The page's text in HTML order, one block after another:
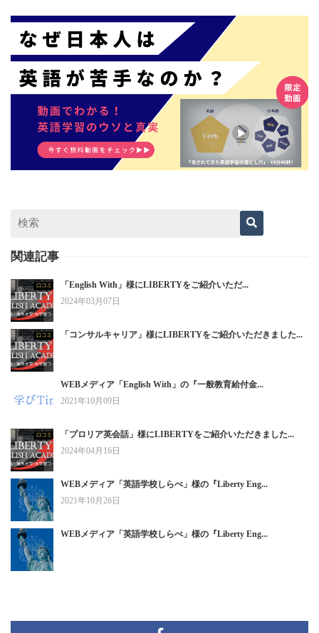
関連記事
「English With」様にLIBERTYをご紹介いただ...
2024年03月07日
「コンサルキャリア」様にLIBERTYをご紹介いただきました...
WEBメディア「English With」の『一般教育給付金...
2021年10月09日
「プロリア英会話」様にLIBERTYをご紹介いただきました...
2024年04月16日
WEBメディア「英語学校しらべ」様の『Liberty Eng...
2021年10月26日
WEBメディア「英語学校しらべ」様の『Liberty Eng...